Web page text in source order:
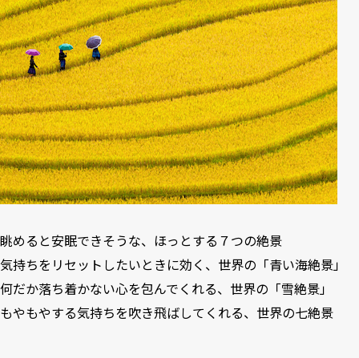
眺めると安眠できそうな、ほっとする７つの絶景
気持ちをリセットしたいときに効く、世界の「青い海絶景」
何だか落ち着かない心を包んでくれる、世界の「雪絶景」
もやもやする気持ちを吹き飛ばしてくれる、世界の七絶景